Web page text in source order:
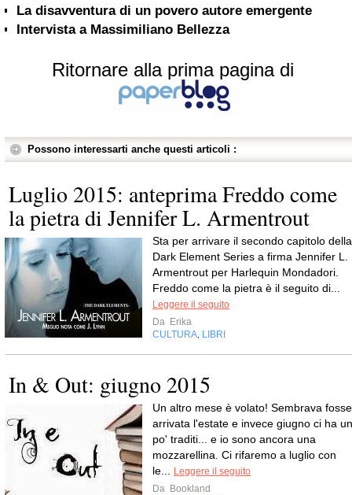
La disavventura di un povero autore emergente
Intervista a Massimiliano Bellezza
Ritornare alla prima pagina di
Possono interessarti anche questi articoli :
Luglio 2015: anteprima Freddo come
la pietra di Jennifer L. Armentrout
Sta per arrivare il secondo capitolo della
Dark Element Series a firma Jennifer L.
Armentrout per Harlequin Mondadori.
Freddo come la pietra è il seguito di...
Leggere il seguito
Da Erika
CULTURA LIBRI
In & Out: giugno 2015
Un altro mese è volato! Sembrava fosse
arrivata l'estate e invece giugno ci ha un
po' traditi... e io sono ancora una
mozzarellina. Ci rifaremo a luglio con
le...
Leggere il seguito
Da Bookland